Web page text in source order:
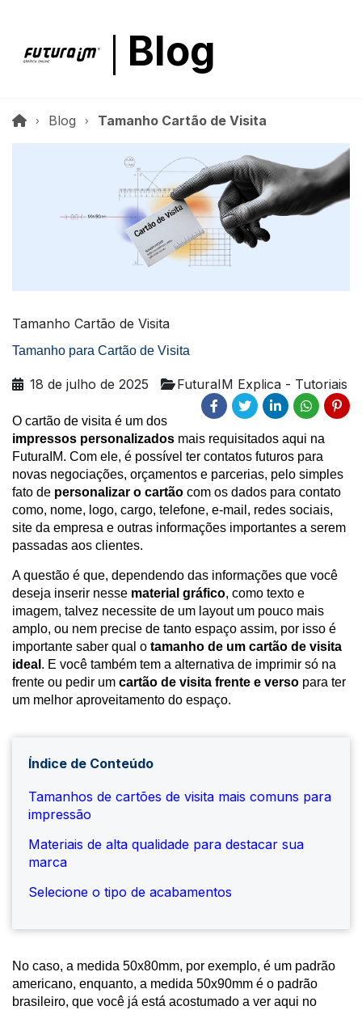
Blog
Blog Tamanho Cartão de Visita
Tamanho Cartão de Visita
Tamanho para Cartão de Visita
18 de julho de 2025 FuturaIM Explica - Tutoriais
O cartão de visita é um dos
impressos personalizados mais requisitados aqui na
FuturaIM. Com ele, é possível ter contatos futuros para
novas negociações, orçamentos e parcerias, pelo simples
fato de personalizar o cartão com os dados para contato
como, nome, logo, cargo, telefone, e-mail, redes sociais,
site da empresa e outras informações importantes a serem
passadas aos clientes.
A questão é que, dependendo das informações que você
deseja inserir nesse material gráfico, como texto e
imagem, talvez necessite de um layout um pouco mais
amplo, ou nem precise de tanto espaço assim, por isso é
importante saber qual o tamanho de um cartão de visita
ideal . E você também tem a alternativa de imprimir só na
frente ou pedir um cartão de visita frente e verso para ter
um melhor aproveitamento do espaço.
Índice de Conteúdo
Tamanhos de cartões de visita mais comuns para
impressão
Materiais de alta qualidade para destacar sua
marca
Selecione o tipo de acabamentos
No caso, a medida 50x80mm, por exemplo, é um padrão
americano, enquanto, a medida 50x90mm é o padrão
brasileiro, que você já está acostumado a ver aqui no